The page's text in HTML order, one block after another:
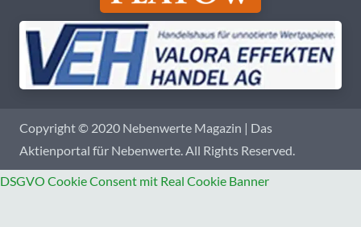
Copyright © 2020 Nebenwerte Magazin | Das
Aktienportal für Nebenwerte. All Rights Reserved.
DSGVO Cookie Consent mit Real Cookie Banner